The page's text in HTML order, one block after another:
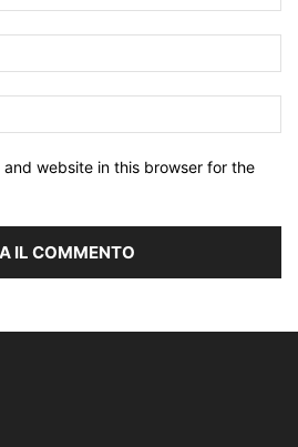
and website in this browser for the